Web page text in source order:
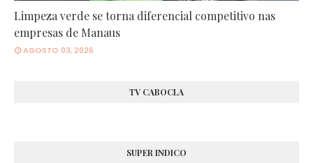
Limpeza verde se torna diferencial competitivo nas
empresas de Manaus
AGOSTO 03, 2026
TV CABOCLA
SUPER INDICO